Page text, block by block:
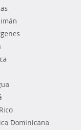
Dominicana